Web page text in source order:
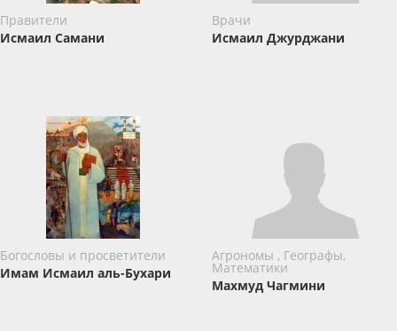
Правители
Исмаил Самани
Врачи
Исмаил Джурджани
Богословы и просветители
Имам Исмаил аль-Бухари
Агрономы , Географы,
Математики
Махмуд Чагмини